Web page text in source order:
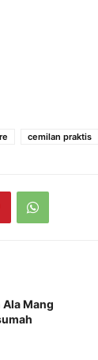
cemilan praktis
Mang